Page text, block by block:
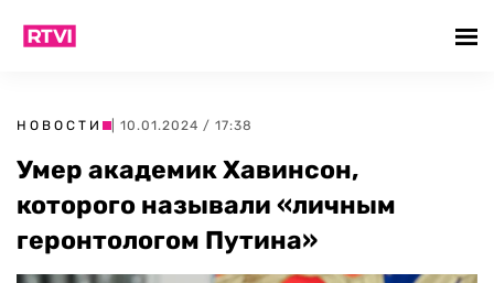
НОВОСТИ | 10.01.2024 / 17:38
Умер академик Хавинсон,
которого называли «личным
геронтологом Путина»